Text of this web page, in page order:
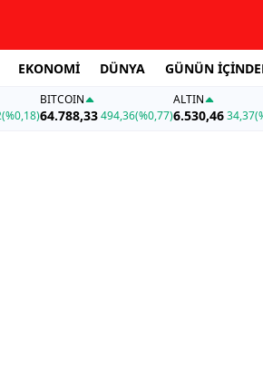
EKONOMİ DÜNYA GÜNÜN
(%0,18)
BITCOIN
64.788,33494,36(%0,77)
ALTIN
6.530,4634,37